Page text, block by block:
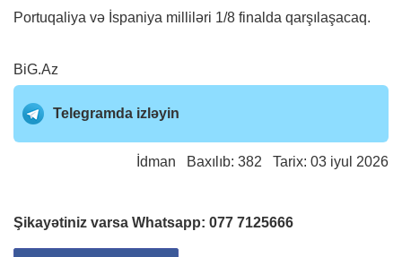
Portuqaliya və İspaniya milliləri 1/8 finalda qarşılaşacaq.
BiG.Az
Telegramda izləyin
İdman Baxılıb: 382 Tarix: 03 iyul 2026
Şikayətiniz varsa Whatsapp: 077 7125666